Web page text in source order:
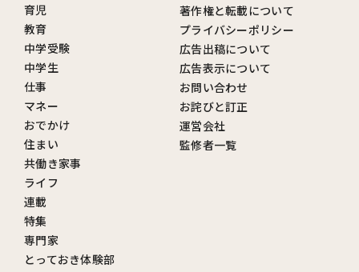
育児
教育
中学受験
中学生
仕事
マネー
おでかけ
住まい
共働き家事
ライフ
連載
特集
専門家
とっておき体験部
著作権と転載について
プライバシーポリシー
広告出稿について
広告表示について
お問い合わせ
お詫びと訂正
運営会社
監修者一覧